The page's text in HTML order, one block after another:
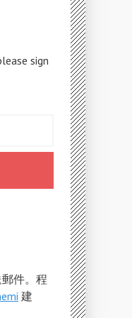
sign
件。程
建